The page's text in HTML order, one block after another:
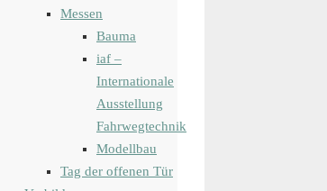
Messen
Bauma
iaf –
Internationale
Ausstellung
Fahrwegtechnik
Modellbau
Tag der offenen Tür